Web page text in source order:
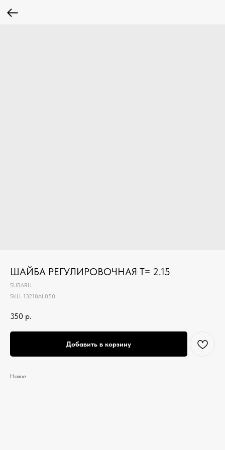
ШАЙБА РЕГУЛИРОВОЧНАЯ T= 2.15
SUBARU
SKU: 13218AL050
350 р.
Добавить в корзину
Новое